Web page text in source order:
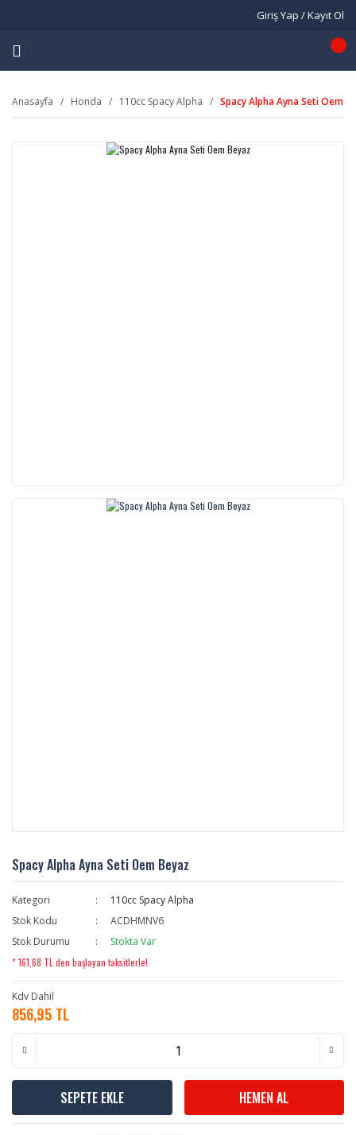
Giriş Yap / Kayıt Ol
Anasayfa Honda 110cc Spacy Alpha Spacy Alpha Ayna Seti Oem
Spacy Alpha Ayna Seti Oem Beyaz
Kategori
110cc Spacy Alpha
Stok Kodu
ACDHMNV6
Stok Durumu
Stokta Var
* 161,68 TL den başlayan taksitlerle!
Kdv Dahil
856,95 TL
SEPETE EKLE HEMEN AL